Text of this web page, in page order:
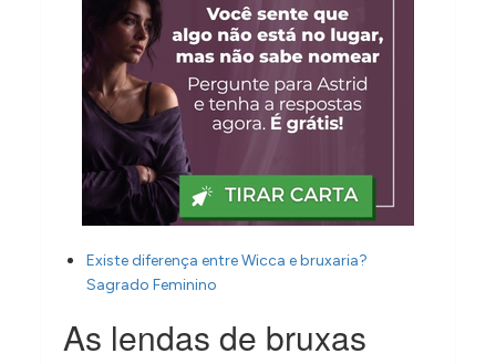
Existe diferença entre Wicca e bruxaria?
Sagrado Feminino
As lendas de bruxas